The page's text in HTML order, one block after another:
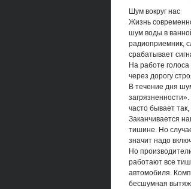
Шум вокруг нас
Жизнь
шум воды в
радиоприемник,
срабатывает
На работе
через дорогу
В течение дня
часто бывает
Заканчивается
тишине. Но
значит надо
Но
работают все
автомобиля.
бесшумная